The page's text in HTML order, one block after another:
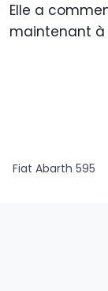
Elle a
maintenant à
Fiat Abarth 595